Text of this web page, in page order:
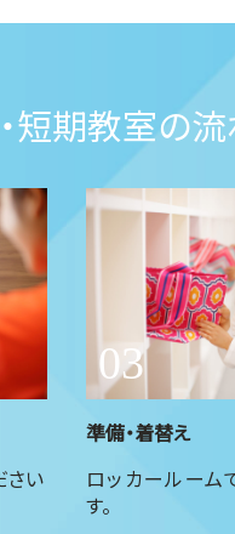
短期教室の
さい
準備・着替え
ロッカールーム
す。